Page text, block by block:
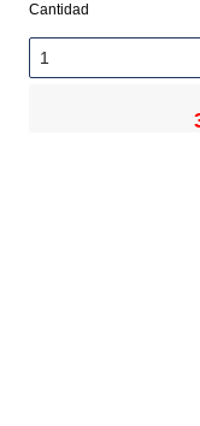
Cantidad